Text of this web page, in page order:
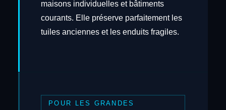
maisons individuelles et bâtiments
courants. Elle préserve parfaitement les
tuiles anciennes et les enduits fragiles.
POUR LES GRANDES